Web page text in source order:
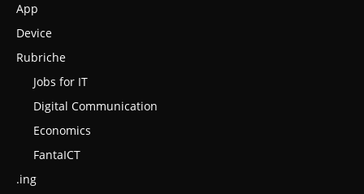
App
Device
Rubriche
Jobs for IT
Digital Communication
Economics
FantaICT
.ing